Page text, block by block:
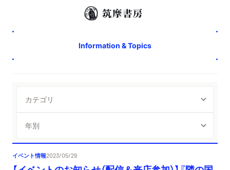
Information & Topics
イベント情報2023/05/29